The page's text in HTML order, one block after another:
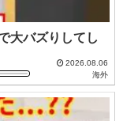
大バズりしてし
2026.08.06
海外